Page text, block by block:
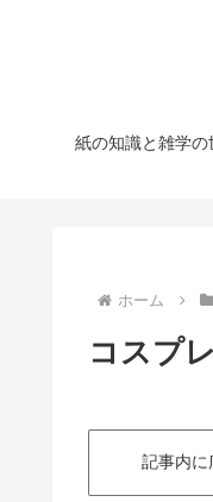
紙の知識と雑学
ホーム
コスプ
記事内に